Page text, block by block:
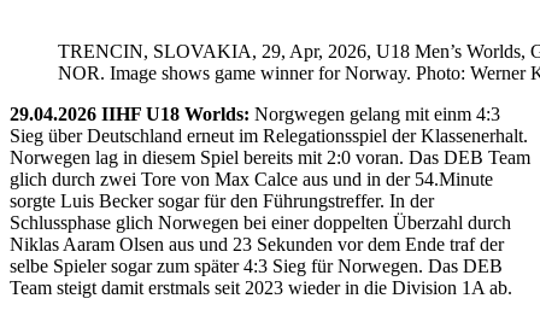
TRENCIN, SLOVAKIA, 29, Apr, 2026, U18 Men’s Worlds,
NOR. Image shows game winner for Norway. Photo: Werner
29.04.2026 IIHF U18 Worlds: Norgwegen gelang mit einm 4:3
Sieg über Deutschland erneut im Relegationsspiel der Klassenerhalt.
Norwegen lag in diesem Spiel bereits mit 2:0 voran. Das DEB Team
glich durch zwei Tore von Max Calce aus und in der 54.Minute
sorgte Luis Becker sogar für den Führungstreffer. In der
Schlussphase glich Norwegen bei einer doppelten Überzahl durch
Niklas Aaram Olsen aus und 23 Sekunden vor dem Ende traf der
selbe Spieler sogar zum später 4:3 Sieg für Norwegen. Das DEB
Team steigt damit erstmals seit 2023 wieder in die Division 1A ab.